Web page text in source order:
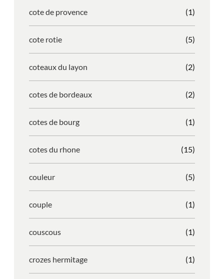
cote de provence (1)
cote rotie (5)
coteaux du layon (2)
cotes de bordeaux (2)
cotes de bourg (1)
cotes du rhone (15)
couleur (5)
couple (1)
couscous (1)
crozes hermitage (1)